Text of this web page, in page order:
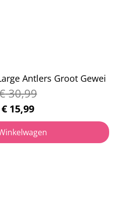
Antlers Groot Gewei
30,99
€ 15,99